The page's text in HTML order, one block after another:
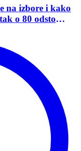
na izbore i kako
o 80 odsto